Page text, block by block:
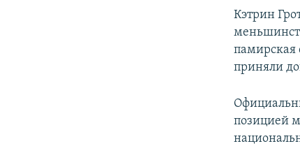
Кэтрин
памирская
приняли
позицией